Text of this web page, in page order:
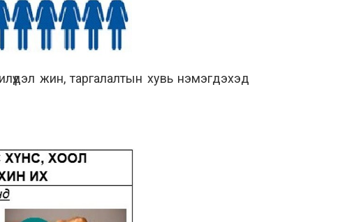
жин, таргалалтын хувь нэмэгдэхэд